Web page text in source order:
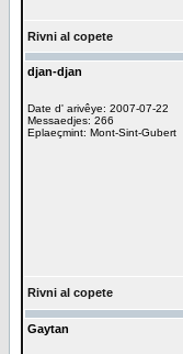
Rivni al copete
djan-djan
Date d' arivêye: 2007-07-22
Messaedjes: 266
Eplaeçmint: Mont-Sint-Gubert
Rivni al copete
Gaytan